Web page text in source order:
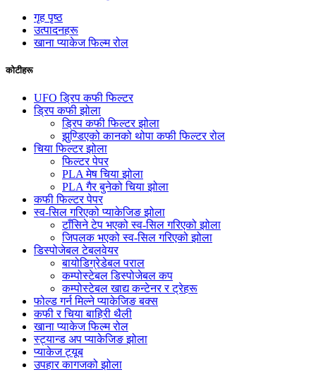
गृह पृष्ठ
उत्पादनहरू
खाना प्याकेज फिल्म रोल
कोटीहरू
UFO ड्रिप कफी फिल्टर
ड्रिप कफी झोला
ड्रिप कफी फिल्टर झोला
झुण्डिएको कानको थोपा कफी फिल्टर रोल
चिया फिल्टर झोला
फिल्टर पेपर
PLA मेष चिया झोला
PLA गैर बुनेको चिया झोला
कफी फिल्टर पेपर
स्व-सिल गरिएको प्याकेजिङ झोला
टाँसिने टेप भएको स्व-सिल गरिएको झोला
जिपलक भएको स्व-सिल गरिएको झोला
डिस्पोजेबल टेबलवेयर
बायोडिग्रेडेबल पराल
कम्पोस्टेबल डिस्पोजेबल कप
कम्पोस्टेबल खाद्य कन्टेनर र ट्रेहरू
फोल्ड गर्न मिल्ने प्याकेजिङ बक्स
कफी र चिया बाहिरी थैली
खाना प्याकेज फिल्म रोल
स्ट्यान्ड अप प्याकेजिङ झोला
प्याकेज ट्यूब
उपहार कागजको झोला